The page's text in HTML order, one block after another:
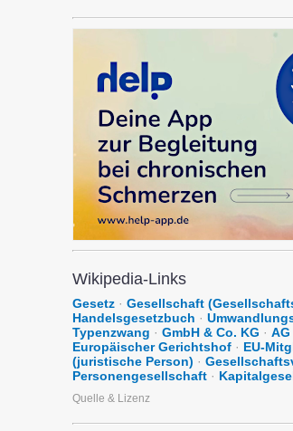
Wikipedia-Links
Gesetz · Gesellschaft
Handelsgesetzbuch ·
Typenzwang · GmbH & Co. KG · AG
Europäischer Gerichtshof · EU-
(juristische Person) ·
Personengesellschaft ·
Quelle & Lizenz